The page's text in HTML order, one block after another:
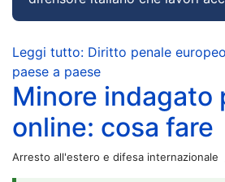
Leggi tutto: Diritto penale
paese a paese
Minore indagato
online: cosa fare
Arresto all'estero e difesa internazionale